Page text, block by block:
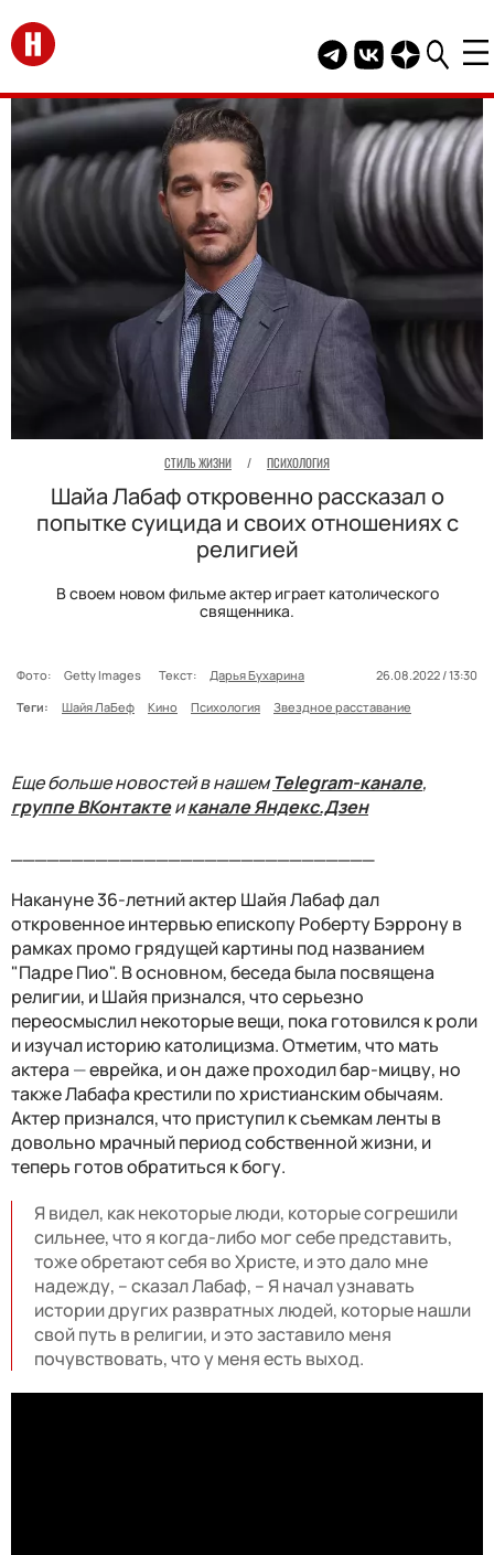
Перейти на главную
Telegram канал
Группа HELLO
Канал
СТИЛЬ ЖИЗНИ / ПСИХОЛОГИЯ
Шайа Лабаф откровенно рассказал о
попытке суицида и своих отношениях с
религией
В своем новом фильме актер играет католического
священника.
Фото: Getty Images Текст: Дарья Бухарина
26.08.2022 / 13:30
Теги:
Шайя ЛаБеф Кино Психология Звездное расставание
Еще больше новостей в нашемTelegram-канале,
группе ВКонтактеиканале Яндекс.Дзен
Накануне 36-летний актер Шайя Лабаф дал
откровенное интервью епископу Роберту Бэррону в
рамках промо грядущей картины под названием
"Падре Пио". В основном, беседа была посвящена
религии, и Шайя признался, что серьезно
переосмыслил некоторые вещи, пока готовился к роли
и изучал историю католицизма. Отметим, что мать
актера —еврейка, и он даже проходил бар-мицву, но
также Лабафа крестили по христианским обычаям.
Актер признался, что приступил к съемкам ленты в
довольно мрачный период собственной жизни, и
теперь готов обратиться к богу.
Я видел, как некоторые люди, которые согрешили
сильнее, что я когда-либо мог себе представить,
тоже обретают себя во Христе, и это дало мне
надежду, – сказал Лабаф, – Я начал узнавать
истории других развратных людей, которые нашли
свой путь в религии, и это заставило меня
почувствовать, что у меня есть выход.